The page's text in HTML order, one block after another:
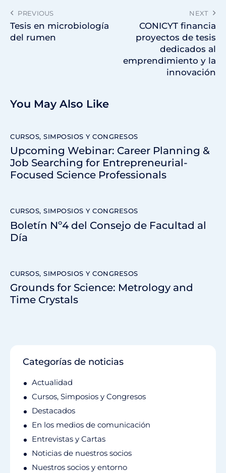
PREVIOUS
Tesis en microbiología
del rumen
NEXT
CONICYT financia
proyectos de tesis
dedicados al
emprendimiento y la
innovación
You May Also Like
CURSOS, SIMPOSIOS Y CONGRESOS
Upcoming Webinar: Career Planning &
Job Searching for Entrepreneurial-
Focused Science Professionals
CURSOS, SIMPOSIOS Y CONGRESOS
Boletín Nº4 del Consejo de Facultad al
Día
CURSOS, SIMPOSIOS Y CONGRESOS
Grounds for Science: Metrology and
Time Crystals
Categorías de noticias
Actualidad
Cursos, Simposios y Congresos
Destacados
En los medios de comunicación
Entrevistas y Cartas
Noticias de nuestros socios
Nuestros socios y entorno